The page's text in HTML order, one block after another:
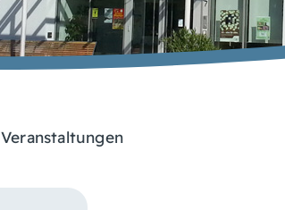
Veranstaltungen